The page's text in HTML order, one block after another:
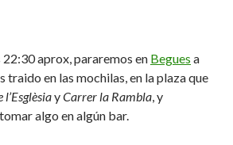
22:30 aprox, pararemos en Begues a
traido en las mochilas, en la plaza que
l’EsglèsiayCarrer la Rambla, y
algo en algún bar.